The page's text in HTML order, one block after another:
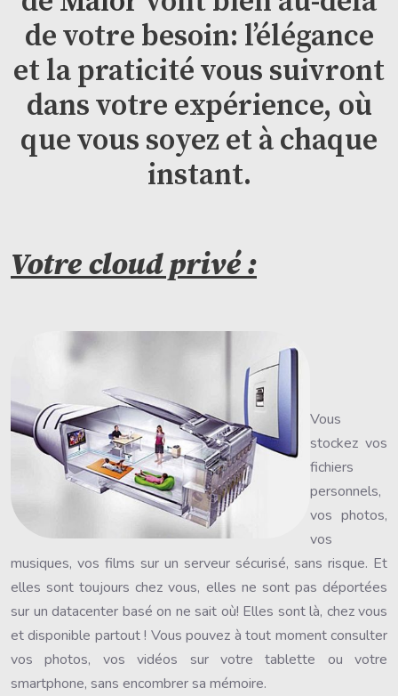
de votre besoin: l’élégance
et la praticité vous suivront
dans votre expérience, où
que vous soyez et à chaque
instant.
Votre cloud privé :
Vous
stockez vos
fichiers
personnels,
vos photos,
vos
musiques, vos films sur un serveur sécurisé, sans risque. Et
elles sont toujours chez vous, elles ne sont pas déportées
sur un datacenter basé on ne sait où! Elles sont là, chez vous
et disponible partout ! Vous pouvez à tout moment consulter
vos photos, vos vidéos sur votre tablette ou votre
smartphone, sans encombrer sa mémoire.